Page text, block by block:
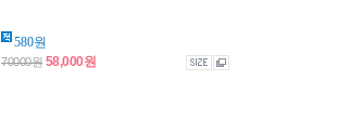
580원
70000원 58,000원